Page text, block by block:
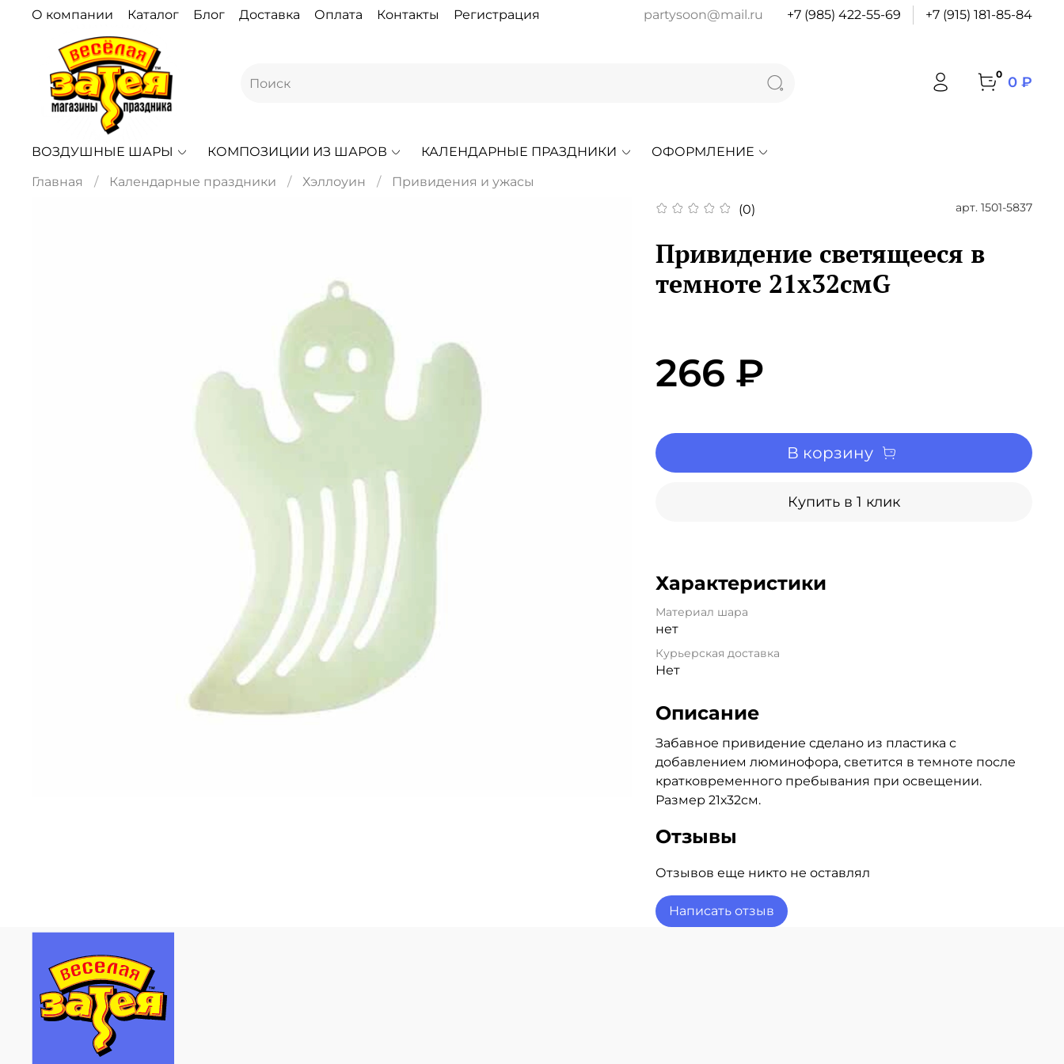
О компании Каталог Блог Доставка Оплата Контакты Регистрация partysoon@mail.ru +7 (985) 422-55-69 +7 (915) 181-85-84
0 0 ₽
ВОЗДУШНЫЕ ШАРЫ КОМПОЗИЦИИ ИЗ ШАРОВ КАЛЕНДАРНЫЕ ПРАЗДНИКИ
ОФОРМЛЕНИЕ
Главная
Календарные праздники Хэллоуин
Привидения и ужасы
(0)
арт. 1501-5837
Привидение светящееся в
темноте 21х32смG
266 ₽
В корзину
Купить в 1 клик
Характеристики
Материал шара
нет
Курьерская доставка
Нет
Описание
Забавное привидение сделано из пластика с
добавлением люминофора, светится в темноте после
кратковременного пребывания при освещении.
Размер 21х32см.
Отзывы
Отзывов еще никто не оставлял
Написать отзыв